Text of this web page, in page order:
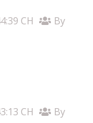
CH
By
CH
By